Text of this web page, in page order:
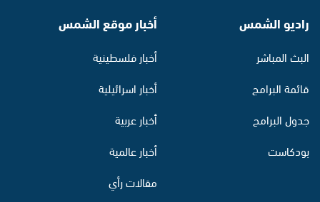
راديو الشمس
البث المباشر
قائمة البرامج
جدول البرامج
بودكاست
أخبار موقع الشمس
أخبار فلسطينية
أخبار اسرائيلية
أخبار عربية
أخبار عالمية
مقالات رأي